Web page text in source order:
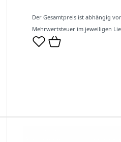
Der Gesamtpreis ist abhängig
Mehrwertsteuer im jeweiligen